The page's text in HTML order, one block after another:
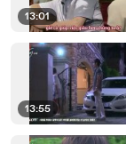
13:01
13:55